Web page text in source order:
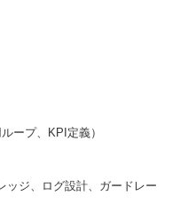
ープ、KPI定義）
ッジ、ログ設計、ガードレー